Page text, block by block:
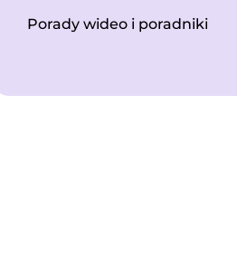
Porady wideo i poradniki